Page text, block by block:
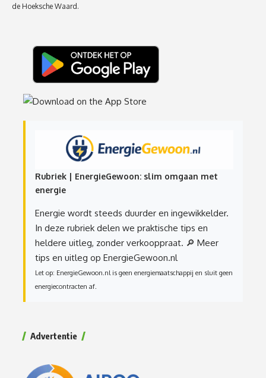
de Hoeksche Waard.
Rubriek | EnergieGewoon: slim omgaan met
energie
Energie wordt steeds duurder en ingewikkelder.
In deze rubriek delen we praktische tips en
heldere uitleg, zonder verkooppraat. 🔎 Meer
tips en uitleg op EnergieGewoon.nl
Let op: EnergieGewoon.nl is geen energiemaatschappij en sluit geen
energiecontracten af.
Advertentie